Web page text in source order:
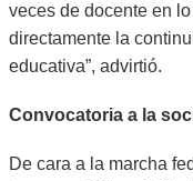
veces de docente en
directamente la
educativa”, advirtió.
Convocatoria a la
De cara a la marcha